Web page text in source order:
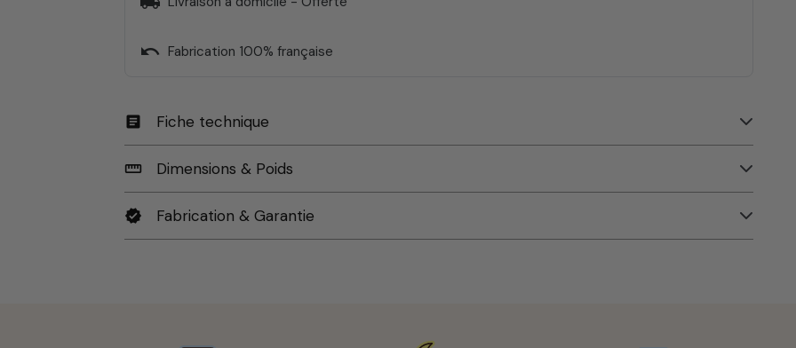
undo Fabrication 100% française
article Fiche technique
straighten Dimensions & Poids
verified Fabrication & Garantie